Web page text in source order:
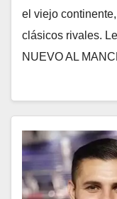
el viejo
clásicos rivales.
NUEVO AL